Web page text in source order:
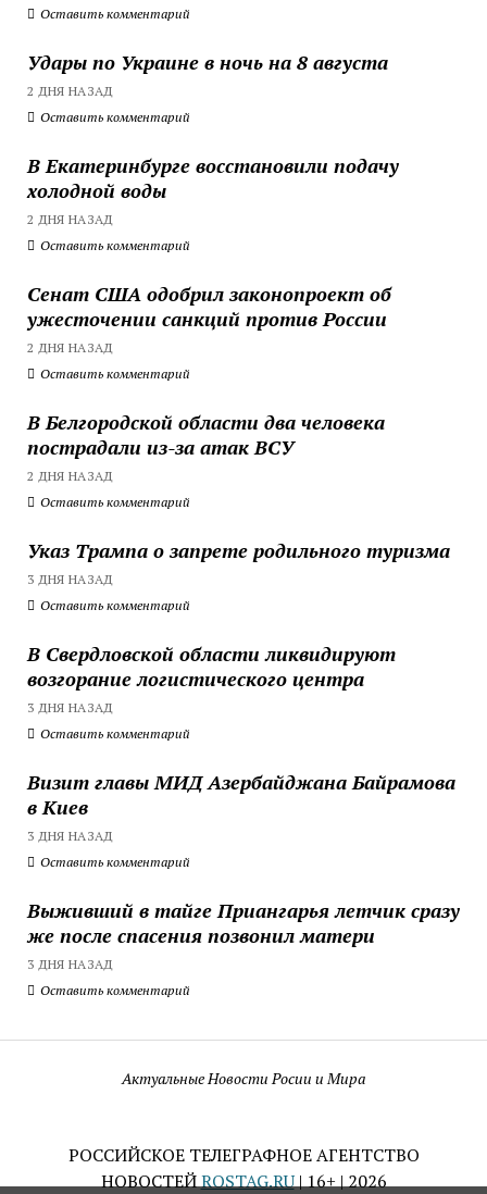
Оставить комментарий
Удары по Украине в ночь на 8 августа
2 ДНЯ НАЗАД
Оставить комментарий
В Екатеринбурге восстановили подачу
холодной воды
2 ДНЯ НАЗАД
Оставить комментарий
Сенат США одобрил законопроект об
ужесточении санкций против России
2 ДНЯ НАЗАД
Оставить комментарий
В Белгородской области два человека
пострадали из-за атак ВСУ
2 ДНЯ НАЗАД
Оставить комментарий
Указ Трампа о запрете родильного туризма
3 ДНЯ НАЗАД
Оставить комментарий
В Свердловской области ликвидируют
возгорание логистического центра
3 ДНЯ НАЗАД
Оставить комментарий
Визит главы МИД Азербайджана Байрамова
в Киев
3 ДНЯ НАЗАД
Оставить комментарий
Выживший в тайге Приангарья летчик сразу
же после спасения позвонил матери
3 ДНЯ НАЗАД
Оставить комментарий
Актуальные Новости Росии и Мира
РОССИЙСКОЕ ТЕЛЕГРАФНОЕ АГЕНТСТВО
НОВОСТЕЙROSTAG.RU| 16+ | 2026